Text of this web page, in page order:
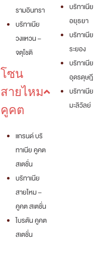
รามอินทรา
บริทาเนีย
วงแหวน –
จตุโชติ
โซน
สายไหม
คูคต
แกรนด์ บริ
ทาเนีย คูคต
สเตชั่น
บริทาเนีย
สายไหม –
คูคต สเตชั่น
ไบรตัน คูคต
สเตชั่น
บริทาเนีย
อยุธยา
บริทาเนีย
ระยอง
บริทาเนีย
อุดรดุษฎี
บริทาเนีย
มะลิวัลย์